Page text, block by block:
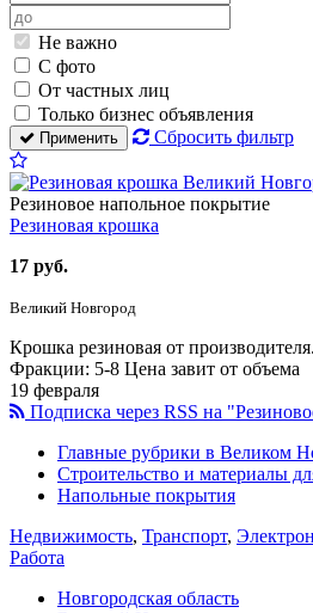
Не важно
С фото
От частных лиц
Только бизнес объявления
Применить Сбросить фильтр
Резиновое напольное покрытие
Резиновая крошка
17 руб.
Великий Новгород
Крошка резиновая от
Фракции: 5-8 Цена завит от объема
19 февраля
Подписка через RSS на
Главные рубрики в Великом
Строительство и материалы
Напольные покрытия
Недвижимость, Транспорт,
Работа
Новгородская область